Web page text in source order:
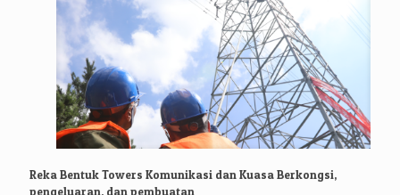
Reka Bentuk Towers Komunikasi dan Kuasa Berkongsi,
pengeluaran, dan pembuatan